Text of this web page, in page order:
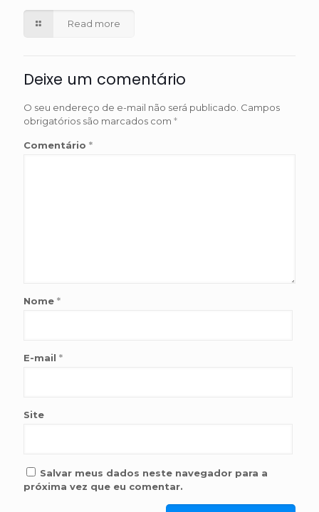
Read more
Deixe um comentário
O seu endereço de e-mail não será publicado. Campos
obrigatórios são marcados com *
Comentário *
Nome *
E-mail *
Site
Salvar meus dados neste navegador para a
próxima vez que eu comentar.